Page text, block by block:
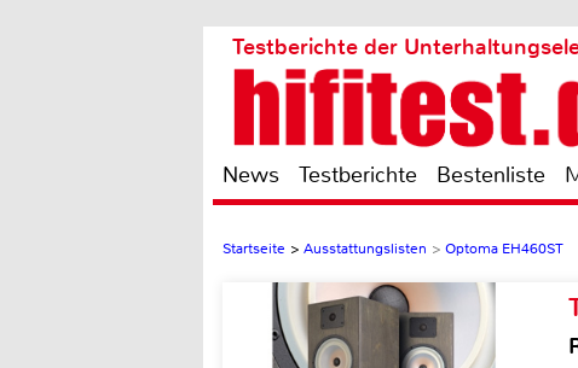
Testberichte der
News Testberichte Bestenliste
Startseite > Ausstattungslisten > Optoma EH460ST